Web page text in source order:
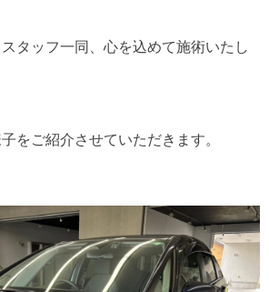
タッフ一同、心を込めて施術いたし
をご紹介させていただきます。